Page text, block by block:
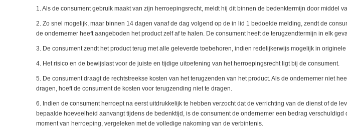
1. Als de consument gebruik maakt van zijn herroepingsrecht, meldt hij dit binnen de bedenktermijn door
2. Zo snel mogelijk, maar binnen 14 dagen vanaf de dag volgend op de in lid 1 bedoelde melding, zendt de
de ondernemer heeft aangeboden het product zelf af te halen. De consument heeft de terugzendtermijn in elk
3. De consument zendt het product terug met alle geleverde toebehoren, indien redelijkerwijs mogelijk in
4. Het risico en de bewijslast voor de juiste en tijdige uitoefening van het herroepingsrecht ligt bij de consument.
5. De consument draagt de rechtstreekse kosten van het terugzenden van het product. Als de ondernemer niet
dragen, hoeft de consument de kosten voor terugzending niet te dragen.
6. Indien de consument herroept na eerst uitdrukkelijk te hebben verzocht dat de verrichting van de dienst of de
bepaalde hoeveelheid aanvangt tijdens de bedenktijd, is de consument de ondernemer een bedrag
moment van herroeping, vergeleken met de volledige nakoming van de verbintenis.